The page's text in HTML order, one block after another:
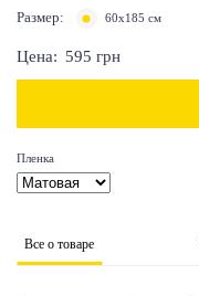
Размер: 60x185 см
Цена: 595 грн
Пленка
Все о товаре